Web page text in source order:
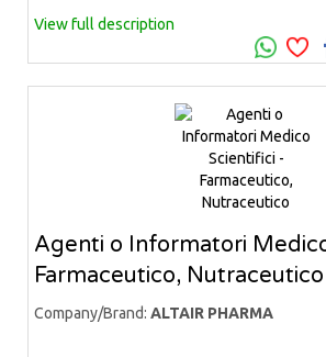
View full description
Agenti o Informatori
Farmaceutico, Nutraceutico
Company/Brand: ALTAIR PHARMA